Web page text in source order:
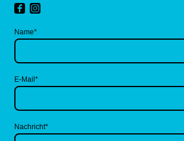
Name*
E-Mail *
Nachricht*